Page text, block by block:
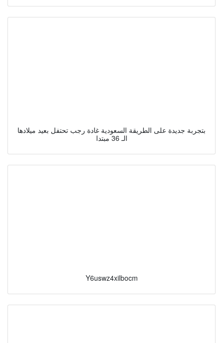
بتجربة جديدة على الطريقة السعودية غادة رجب تحتفل بعيد ميلادها
الـ 36 مبتدا
Y6uswz4xilbocm